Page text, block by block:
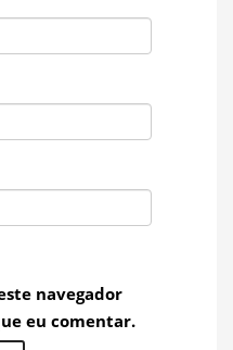
navegador
eu comentar.